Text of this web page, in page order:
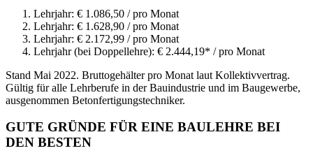
Lehrjahr: € 1.086,50 / pro Monat
Lehrjahr: € 1.628,90 / pro Monat
Lehrjahr: € 2.172,99 / pro Monat
Lehrjahr (bei Doppellehre): € 2.444,19* / pro Monat
Stand Mai 2022. Bruttogehälter pro Monat laut Kollektivvertrag.
Gültig für alle Lehrberufe in der Bauindustrie und im Baugewerbe,
ausgenommen Betonfertigungstechniker.
GUTE GRÜNDE FÜR EINE BAULEHRE BEI
DEN BESTEN